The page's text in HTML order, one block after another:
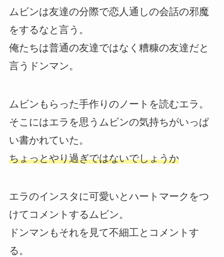
ムビンは友達の分際で恋人通しの会話の邪魔
をするなと言う。
俺たちは普通の友達ではなく糟糠の友達だと
言うドンマン。
ムビンもらった手作りのノートを読むエラ。
そこにはエラを思うムビンの気持ちがいっぱ
い書かれていた。
ちょっとやり過ぎではないでしょうか
エラのインスタに可愛いとハートマークをつ
けてコメントするムビン。
ドンマンもそれを見て不細工とコメントす
る。